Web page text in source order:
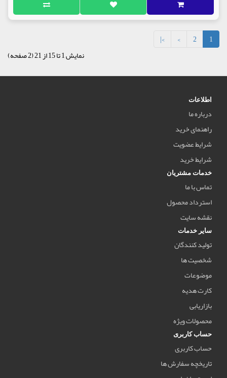
1
2
>
>|
نمایش 1 تا 15 از 21 (2 صفحه)
اطلاعات
درباره ما
راهنمای خرید
شرایط عضویت
شرایط خرید
خدمات مشتریان
تماس با ما
استرداد محصول
نقشه سایت
سایر خدمات
تولید کنندگان
شخصیت ها
موضوعات
کارت هدیه
بازاریابی
محصولات ویژه
حساب کاربری
حساب کاربری
تاریخچه سفارش ها